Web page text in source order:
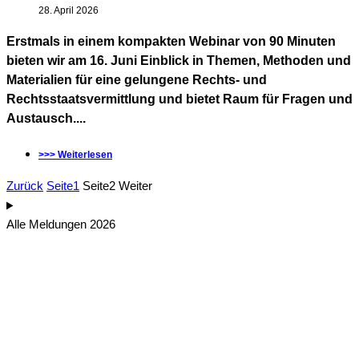
28. April 2026
Erstmals in einem kompakten Webinar von 90 Minuten
bieten wir am 16. Juni Einblick in Themen, Methoden und
Materialien für eine gelungene Rechts- und
Rechtsstaatsvermittlung und bietet Raum für Fragen und
Austausch....
>>> Weiterlesen
Zurück Seite1 Seite2 Weiter
Alle Meldungen 2026